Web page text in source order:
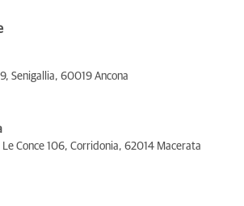
Senigallia, 60019 Ancona
Conce 106, Corridonia, 62014 Macerata